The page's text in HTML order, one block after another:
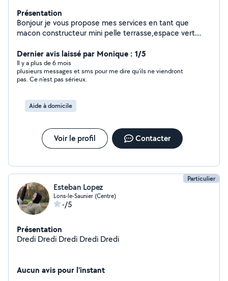
Présentation
Bonjour je vous propose mes services en tant que
macon constructeur mini pelle terrasse,espace vert
rapide et trés expérimenté .
Dernier avis laissé par Monique : 1/5
Il y a plus de 6 mois
plusieurs messages et sms pour me dire qu'ils ne viendront
pas. Ce n'est pas sérieux.
Aide à domicile
Voir le profil Contacter
Particulier
Esteban Lopez
Lons-le-Saunier (Centre)
-/5
Présentation
Dredi Dredi Dredi Dredi Dredi
Aucun avis pour l'instant